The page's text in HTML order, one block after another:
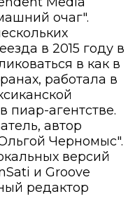
очаг".
в 2015 году в
в как в
работала в
пиар-агентстве.
автор
Черномыс".
версий
и Groove
редактор